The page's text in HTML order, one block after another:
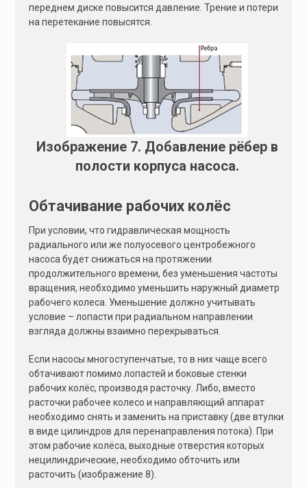
переднем диске повысится давление. Трение и потери
на перетекание повысятся.
Изображение 7. Добавление рёбер в
полости корпуса насоса.
Обтачивание рабочих колёс
При условии, что гидравлическая мощность
радиального или же полуосевого центробежного
насоса будет снижаться на протяжении
продолжительного времени, без уменьшения частоты
вращения, необходимо уменьшить наружный диаметр
рабочего колеса. Уменьшение должно учитывать
условие – лопасти при радиальном направлении
взгляда должны взаимно перекрываться.
Если насосы многоступенчатые, то в них чаще всего
обтачивают помимо лопастей и боковые стенки
рабочих колёс, производя расточку. Либо, вместо
расточки рабочее колесо и направляющий аппарат
необходимо снять и заменить на приставку (две втулки
в виде цилиндров для перенаправления потока). При
этом рабочие колёса, выходные отверстия которых
нецилиндрические, необходимо обточить или
расточить (изображение 8).